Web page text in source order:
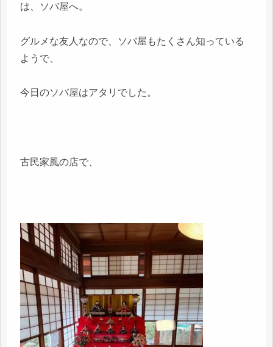
は、ソバ屋へ。
グルメな友人なので、ソバ屋もたくさん知っている
ようで、
今日のソバ屋はアタリでした。
古民家風の店で、